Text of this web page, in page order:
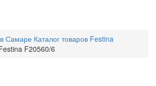
Самаре Каталог товаров Festina
F20560/6